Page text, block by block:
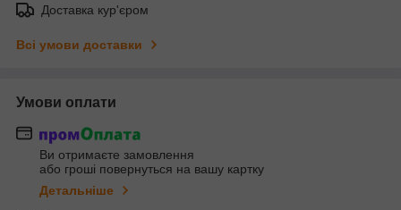
Доставка кур'єром
Всі умови доставки
Умови оплати
Ви отримаєте замовлення
або гроші повернуться на вашу картку
Детальніше